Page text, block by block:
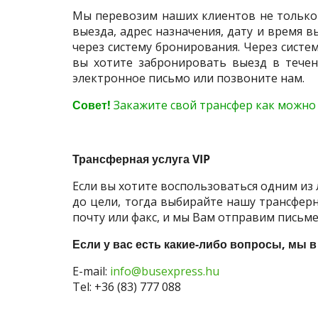
Мы перевозим наших клиентов не
выезда, адрес назначения, дату и время
через систему бронирования. Через
вы хотите забронировать выезд в
электронное письмо или позвоните нам.
Совет! Закажите свой трансфер как
Трансферная услуга VIP
Если вы хотите воспользоваться одним
до цели, тогда выбирайте нашу
почту или факс, и мы Вам отправим
Если у вас есть какие-либо вопросы, мы
E-mail: info@busexpress.hu
Tel: +36 (83) 777 088